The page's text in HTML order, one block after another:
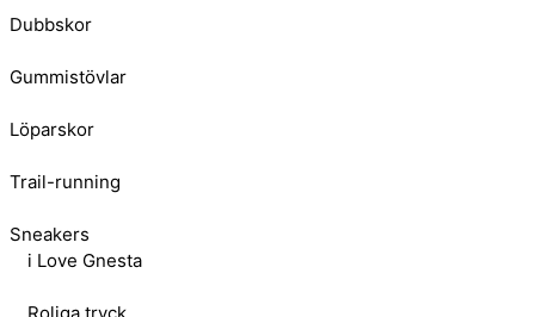
Dubbskor
Gummistövlar
Löparskor
Trail-running
Sneakers
i Love Gnesta